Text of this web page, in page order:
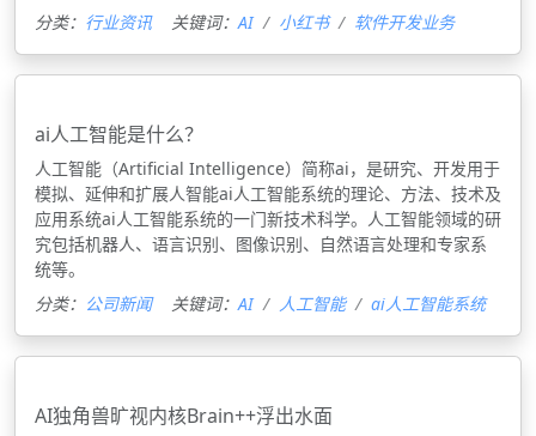
分类： 行业资讯 关键词： AI 小红书 软件开发业务
ai人工智能是什么？
人工智能（Artificial Intelligence）简称ai，是研究、开发用于
模拟、延伸和扩展人智能ai人工智能系统的理论、方法、技术及
应用系统ai人工智能系统的一门新技术科学。人工智能领域的研
究包括机器人、语言识别、图像识别、自然语言处理和专家系
统等。
分类： 公司新闻 关键词： AI 人工智能 ai人工智能系统
AI独角兽旷视内核Brain++浮出水面